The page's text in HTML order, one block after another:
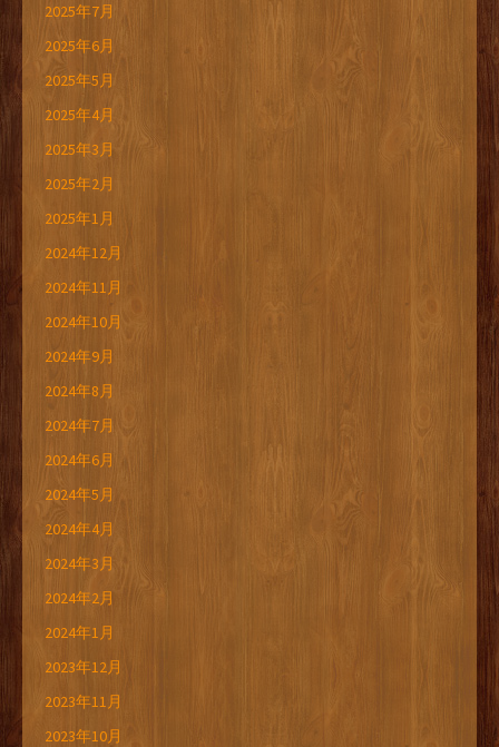
2025年7月
2025年6月
2025年5月
2025年4月
2025年3月
2025年2月
2025年1月
2024年12月
2024年11月
2024年10月
2024年9月
2024年8月
2024年7月
2024年6月
2024年5月
2024年4月
2024年3月
2024年2月
2024年1月
2023年12月
2023年11月
2023年10月